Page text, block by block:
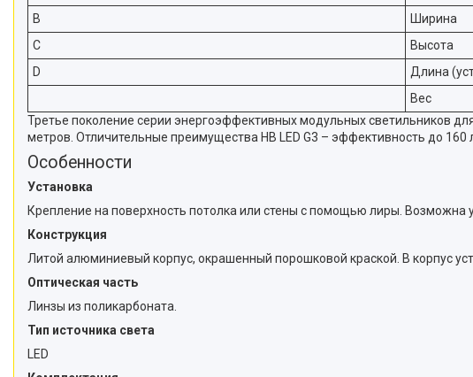
B
Ширина
C
Высота
D
Длина
Вес
Третье поколение серии энергоэффективных модульных светильников
метров. Отличительные преимущества HB LED G3 – эффективность до
Особенности
Установка
Крепление на поверхность потолка или стены с помощью лиры. Возможна
Конструкция
Литой алюминиевый корпус, окрашенный порошковой краской. В корпус
Оптическая часть
Линзы из поликарбоната.
Тип источника света
LED